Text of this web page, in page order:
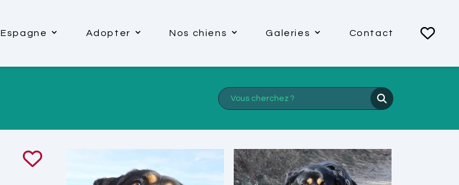
Espagne Adopter Nos chiens Galeries Contact